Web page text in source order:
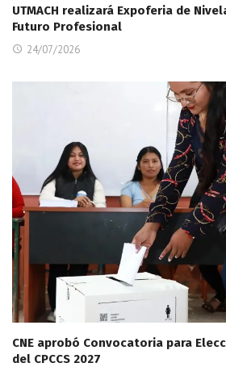
UTMACH realizará Expoferia de
Futuro Profesional
24/07/2026
CNE aprobó Convocatoria para
del CPCCS 2027